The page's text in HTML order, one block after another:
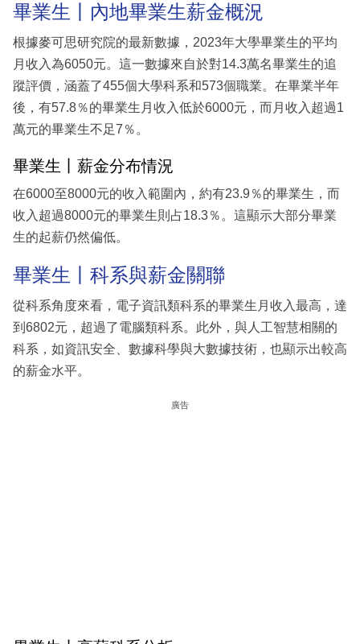
畢業生丨內地畢業生薪金概況
根據麥可思研究院的最新數據，2023年大學畢業生的平均
月收入為6050元。這一數據來自於對14.3萬名畢業生的追
蹤評價，涵蓋了455個大學科系和573個職業。在畢業半年
後，有57.8％的畢業生月收入低於6000元，而月收入超過1
萬元的畢業生不足7％。
畢業生丨薪金分布情況
在6000至8000元的收入範圍內，約有23.9％的畢業生，而
收入超過8000元的畢業生則占18.3％。這顯示大部分畢業
生的起薪仍然偏低。
畢業生丨科系與薪金關聯
從科系角度來看，電子資訊類科系的畢業生月收入最高，達
到6802元，超過了電腦類科系。此外，與人工智慧相關的
科系，如資訊安全、數據科學與大數據技術，也顯示出較高
的薪金水平。
廣告